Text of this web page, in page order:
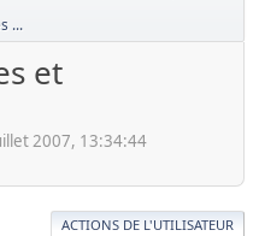
...
et
2007, 13:34:44
ACTIONS DE L'UTILISATEUR